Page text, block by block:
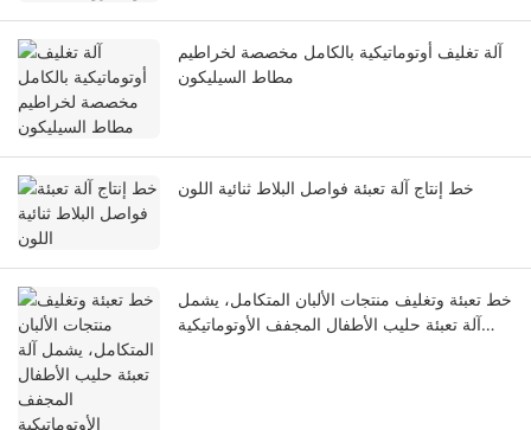
آلة تغليف أوتوماتيكية بالكامل مخصصة لخراطيم
مطاط السيليكون
خط إنتاج آلة تعبئة فواصل البلاط ثنائية اللون
خط تعبئة وتغليف منتجات الألبان المتكامل، يشمل
آلة تعبئة حليب الأطفال المجفف الأوتوماتيكية